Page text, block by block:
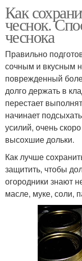
Как
чеснок.
чеснока
Правильно
сочным и вкусным
поврежденный
долго держать в
перестает
начинает
усилий, очень
высохшие дольки.
Как лучше
защитить, чтобы
огородники знают
масле, муке, соли,